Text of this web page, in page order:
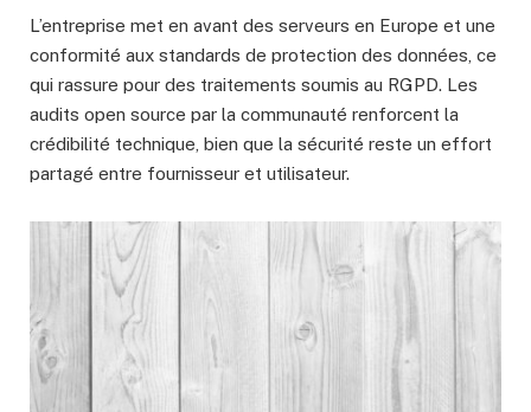
L’entreprise met en avant des serveurs en Europe et une
conformité aux standards de protection des données, ce
qui rassure pour des traitements soumis au RGPD. Les
audits open source par la communauté renforcent la
crédibilité technique, bien que la sécurité reste un effort
partagé entre fournisseur et utilisateur.